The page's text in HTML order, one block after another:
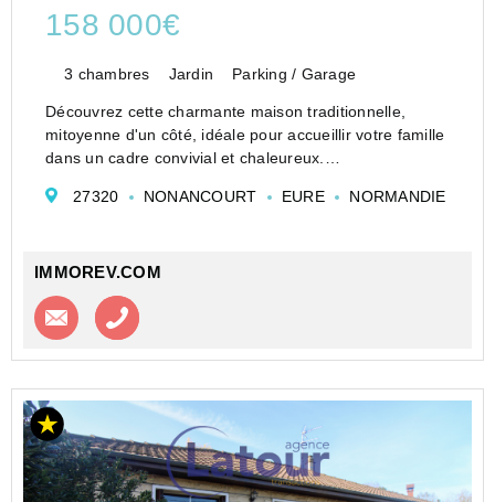
158 000€
3 chambres Jardin Parking / Garage
Découvrez cette charmante maison traditionnelle,
mitoyenne d'un côté, idéale pour accueillir votre famille
dans un cadre convivial et chaleureux.
accueillante, une cuisine aménagée et équipée, ainsi...
27320 NONANCOURT EURE NORMANDIE
IMMOREV.COM
Contacter l'agence